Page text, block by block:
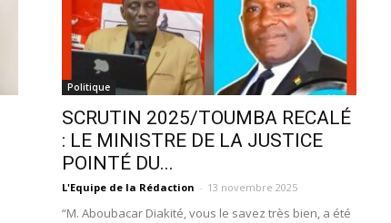
Politique
SCRUTIN 2025/TOUMBA RECALÉ
: LE MINISTRE DE LA JUSTICE
POINTÉ DU...
L'Equipe de la Rédaction - 13 novembre 2025
“M. Aboubacar Diakité, vous le savez très bien, a été